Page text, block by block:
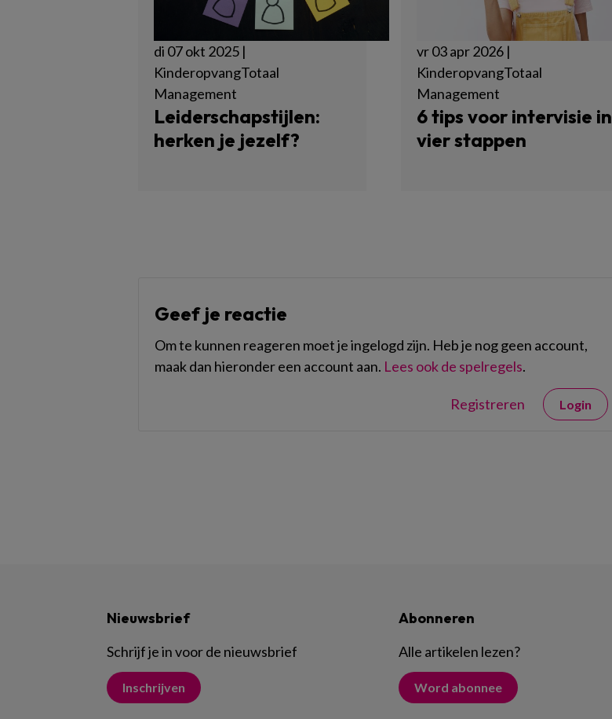
di 07 okt 2025 |
KinderopvangTotaal
Management
Leiderschapstijlen:
herken je jezelf?
vr 03 apr 2026 |
KinderopvangTotaal
Management
6 tips voor intervisie in
vier stappen
Geef je reactie
Om te kunnen reageren moet je ingelogd zijn. Heb je nog geen account,
maak dan hieronder een account aan. Lees ook de spelregels.
Registreren Login
Nieuwsbrief
Schrijf je in voor de nieuwsbrief
Inschrijven
Abonneren
Alle artikelen lezen?
Word abonnee